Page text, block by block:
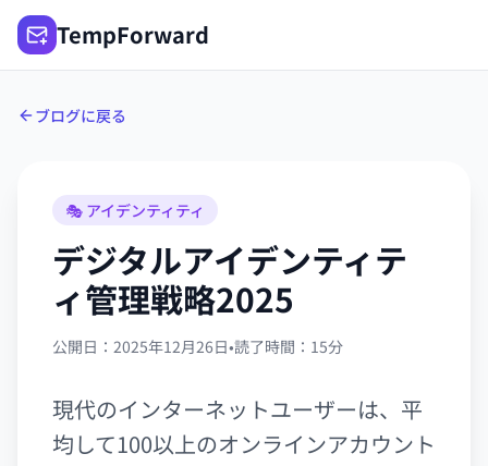
TempForward
ブログに戻る
🎭 アイデンティティ
デジタルアイデンティテ
ィ管理戦略2025
公開日：2025年12月26日•読了時間：15分
現代のインターネットユーザーは、平
均して100以上のオンラインアカウント